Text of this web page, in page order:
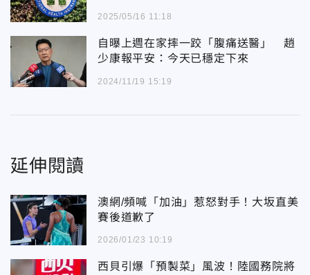
2025/05/16 11:18
自曝上週在家摔一跤「腹痛送醫」 趙
少康報平安：今天已穩定下來
2024/11/19 15:19
延伸閱讀
澳網/頻喊「加油」惹怒對手！大坂直美
賽後道歉了
2026/01/23 10:19
西貝引爆「預製菜」風波！陸國務院將